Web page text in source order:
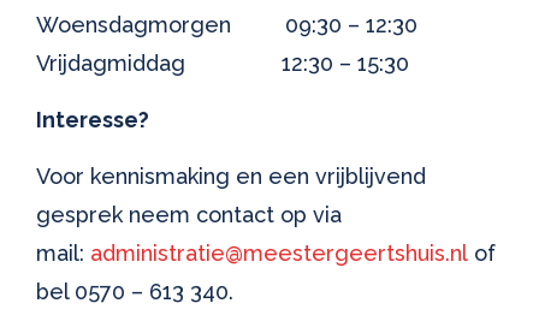
Woensdagmorgen 09:30 – 12:30
Vrijdagmiddag 12:30 – 15:30
Interesse?
Voor kennismaking en een vrijblijvend
gesprek neem contact op via
mail: administratie@meestergeertshuis.nl of
bel 0570 – 613 340.